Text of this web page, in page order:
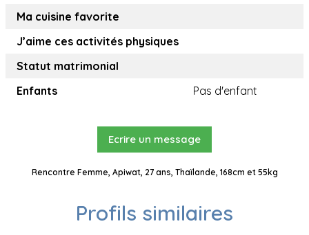
Ma cuisine favorite
J’aime ces activités physiques
Statut matrimonial
Enfants
Pas d'enfant
Ecrire un message
Rencontre Femme, Apiwat, 27 ans, Thaïlande, 168cm et 55kg
Profils similaires